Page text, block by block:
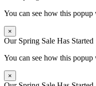
You can see how this
×
Our Spring Sale Has Started
You can see how this
×